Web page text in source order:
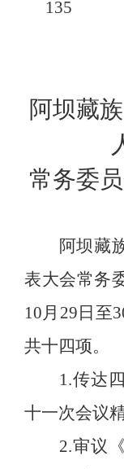
135
阿坝藏
常务委
阿坝藏
表大会常务
10月 29 日至
共十四项。
1.传达
十一次会议
2.审议